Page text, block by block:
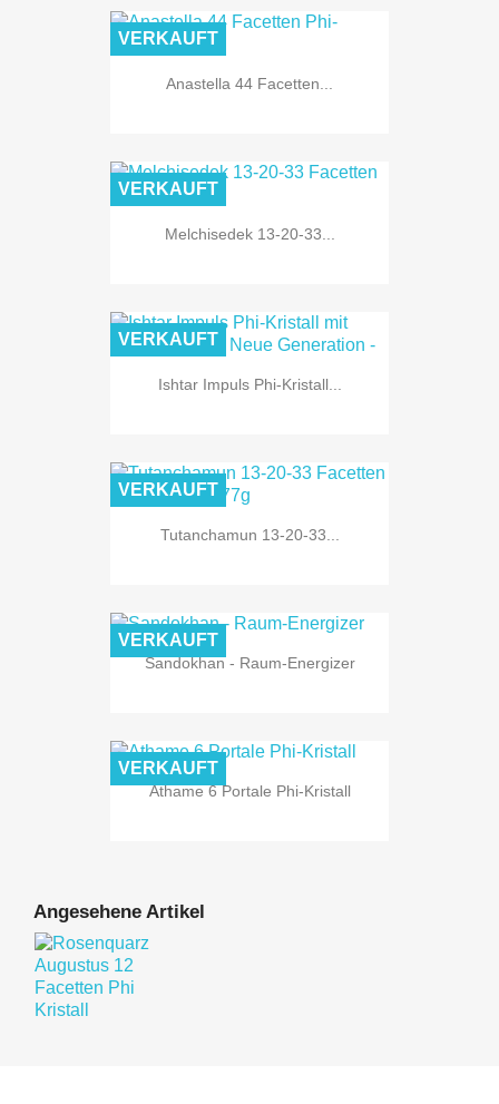
Anastella 44 Facetten...
VERKAUFT
Melchisedek 13-20-33...
VERKAUFT
Ishtar Impuls Phi-Kristall...
VERKAUFT
Tutanchamun 13-20-33...
VERKAUFT
Sandokhan - Raum-Energizer
VERKAUFT
Athame 6 Portale Phi-Kristall
VERKAUFT
Angesehene Artikel